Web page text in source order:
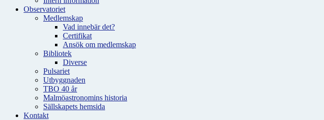
Observatoriet
Medlemskap
Vad innebär det?
Certifikat
Ansök om medlemskap
Bibliotek
Diverse
Pulsariet
Utbyggnaden
TBO 40 år
Malmöastronomins historia
Sällskapets hemsida
Kontakt